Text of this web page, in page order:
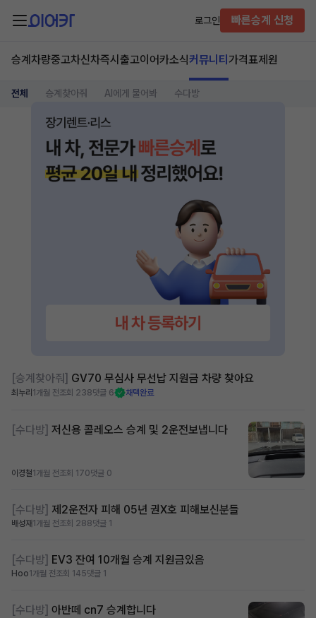
로그인 빠른승계 신청
승계차량중고차신차즉시출고이어카소식커뮤니티 가격표제원
전체 승계찾아줘 AI에게 물어봐 수다방
[승계찾아줘] GV70 무심사 무선납 지원금 차량 찾아요
최누리 1개월 전조회 238댓글 6 채택완료
[수다방] 저신용 콜레오스 승계 및 2운전보냅니다
이경철1개월 전조회 170댓글 0
[수다방] 제2운전자 피해 05년 권X호 피해보신분들
배성재1개월 전조회 288댓글 1
[수다방] EV3 잔여 10개월 승계 지원금있음
Hoo1개월 전조회 145댓글 1
[수다방] 아반떼 cn7 승계합니다